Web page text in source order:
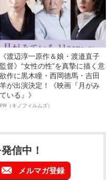
《渡辺淳一原作＆娘・渡邉直子
監督》“女性の性”を真摯に描く意
欲作に黒木瞳・西岡德馬・吉田
羊が出演決定！《映画『月がみ
ている』》
PR（キノフィルムズ）
信中！
メルマガ登録